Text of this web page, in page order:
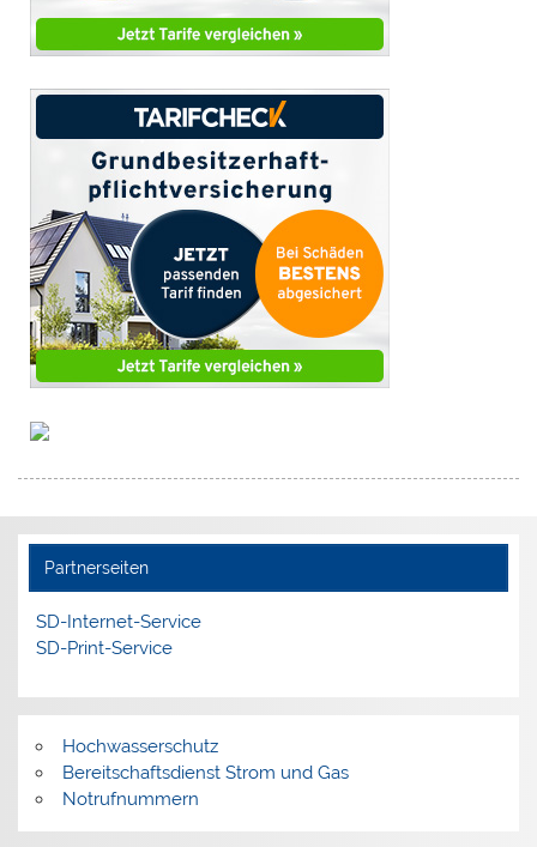
Partnerseiten
SD-Internet-Service
SD-Print-Service
Hochwasserschutz
Bereitschaftsdienst Strom und Gas
Notrufnummern